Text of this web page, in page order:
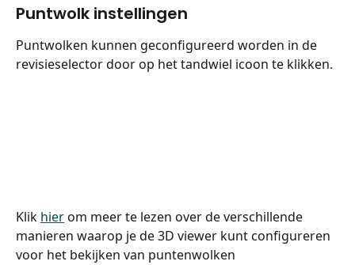
Puntwolk instellingen
Puntwolken kunnen geconfigureerd worden in de
revisieselector door op het tandwiel icoon te klikken.
Klik hier om meer te lezen over de verschillende
manieren waarop je de 3D viewer kunt configureren
voor het bekijken van puntenwolken